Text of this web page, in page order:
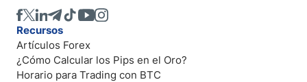
Recursos
Artículos Forex
¿Cómo Calcular los Pips en el Oro?
Horario para Trading con BTC